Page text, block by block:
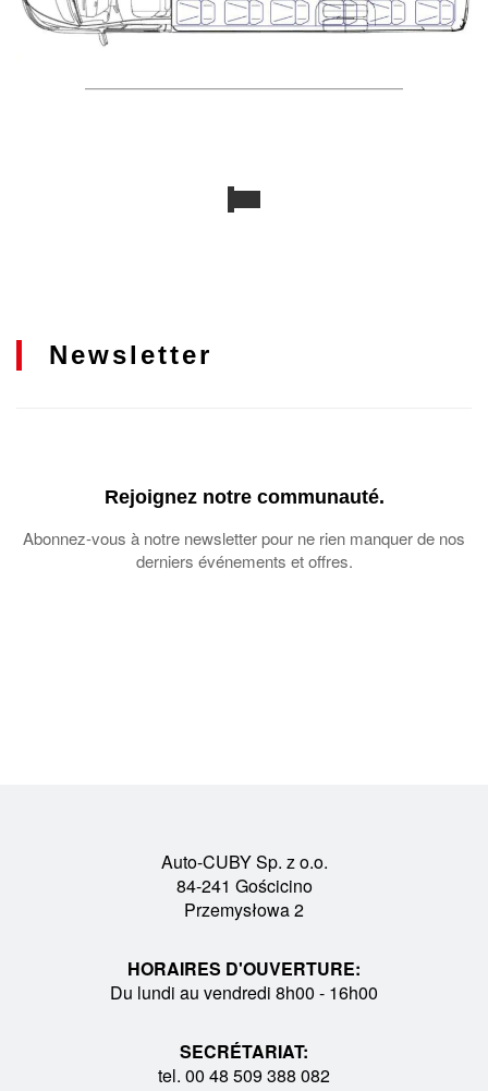
Newsletter
Rejoignez notre communauté.
Abonnez-vous à notre newsletter pour ne rien manquer de nos
derniers événements et offres.
Auto-CUBY Sp. z o.o.
84-241 Gościcino
Przemysłowa 2
HORAIRES D'OUVERTURE:
Du lundi au vendredi 8h00 - 16h00
SECRÉTARIAT:
tel. 00 48 509 388 082